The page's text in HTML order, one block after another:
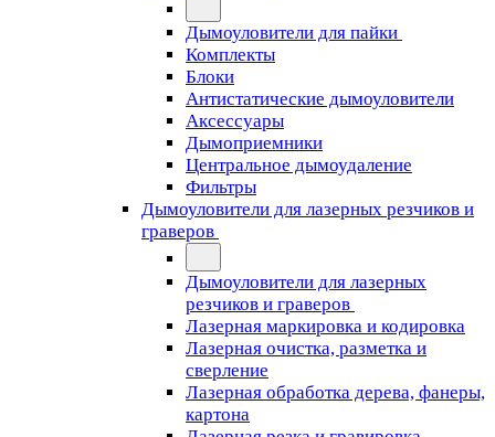
Дымоуловители для пайки
Комплекты
Блоки
Антистатические дымоуловители
Аксессуары
Дымоприемники
Центральное дымоудаление
Фильтры
Дымоуловители для лазерных резчиков и
граверов
Дымоуловители для лазерных
резчиков и граверов
Лазерная маркировка и кодировка
Лазерная очистка, разметка и
сверление
Лазерная обработка дерева, фанеры,
картона